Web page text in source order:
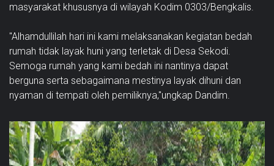
masyarakat khususnya di wilayah Kodim 0303/Bengkalis.
"Alhamdullilah hari ini kami melaksanakan kegiatan bedah
rumah tidak layak huni yang terletak di Desa Sekodi.
Semoga rumah yang kami bedah ini nantinya dapat
berguna serta sebagaimana mestinya layak dihuni dan
nyaman di tempati oleh pemiliknya,"ungkap Dandim.